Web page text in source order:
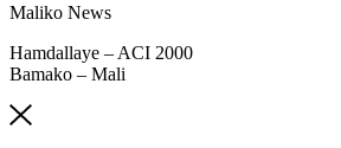
Maliko News
Hamdallaye – ACI 2000
Bamako – Mali